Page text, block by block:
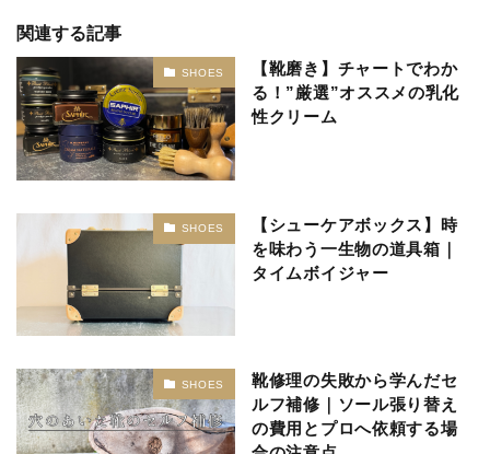
関連する記事
SHOES
【靴磨き】チャートでわか
る！”厳選”オススメの乳化
性クリーム
SHOES
【シューケアボックス】時
を味わう一生物の道具箱｜
タイムボイジャー
SHOES
靴修理の失敗から学んだセ
ルフ補修｜ソール張り替え
の費用とプロへ依頼する場